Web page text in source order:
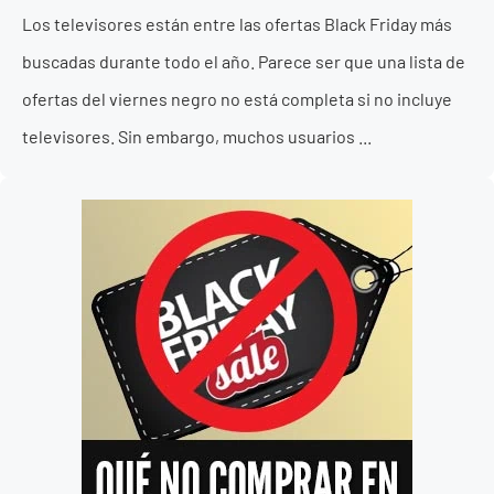
Los televisores están entre las ofertas Black Friday más
buscadas durante todo el año. Parece ser que una lista de
ofertas del viernes negro no está completa si no incluye
televisores. Sin embargo, muchos usuarios ...